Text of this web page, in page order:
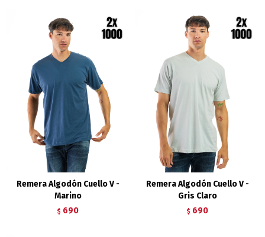
Remera Algodón Cuello V -
Marino
$ 690
Remera Algodón Cuello V -
Gris Claro
$ 690